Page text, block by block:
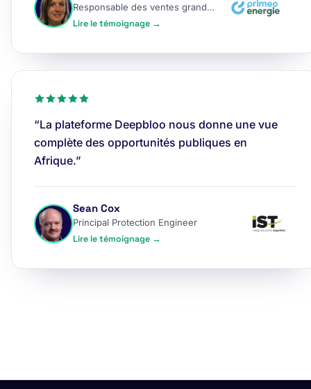
Responsable des ventes grands comptes
Lire le témoignage →
“La plateforme Deepbloo nous donne une vue
complète des opportunités publiques en
Afrique.”
Sean Cox
Principal Protection Engineer
Lire le témoignage →